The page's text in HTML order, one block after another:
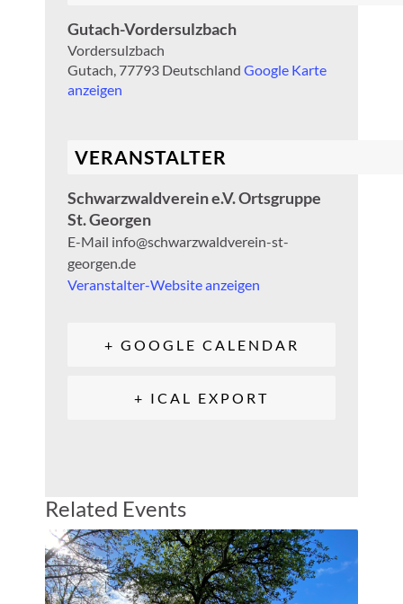
Gutach-Vordersulzbach
Vordersulzbach
Gutach 77793 Deutschland Google Karte
anzeigen
VERANSTALTER
Schwarzwaldverein e.V. Ortsgruppe
St. Georgen
E-Mail info@schwarzwaldverein-st-
georgen.de
Veranstalter-Website anzeigen
+ GOOGLE CALENDAR
+ ICAL EXPORT
Related Events